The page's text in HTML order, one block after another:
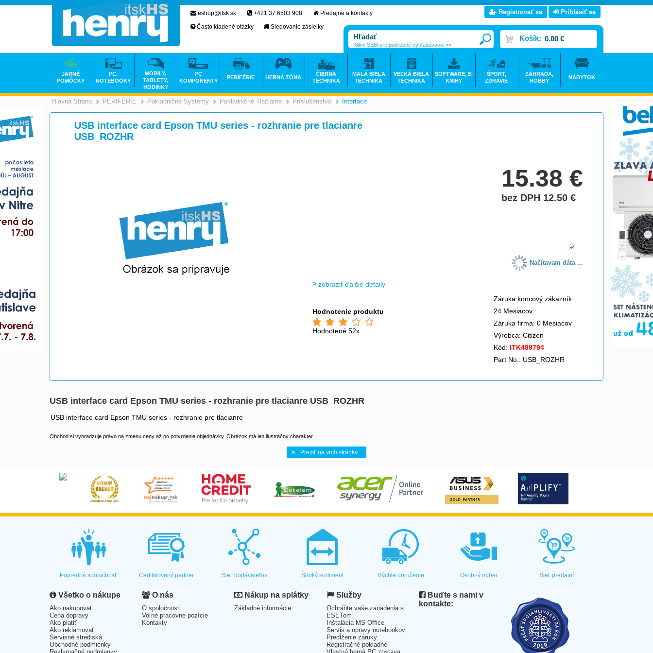
Hlavná Strana >
PERIFÉRIE >
Pokladničné Systémy >
Pokladničné Tlačiarne >
Príslušenstvo >
Interface
USB interface card Epson TMU series - rozhranie pre tlacianre
USB_ROZHR
15.38€
bez DPH 12.50€
Načítavam dáta ...
zobraziť ďalšie detaily
Hodnotenie produktu
Hodnotené 52x
Záruka koncový zákazník:
24 Mesiacov
Záruka firma: 0 Mesiacov
Výrobca: Citizen
Kód: ITK489794
Part No.: USB_ROZHR
USB interface card Epson TMU series - rozhranie pre tlacianre USB_ROZHR
USB interface card Epson TMU series - rozhranie pre tlacianre
Obchod si vyhradzuje právo na zmenu ceny až po potvrdenie objednávky. Obrázok má len ilustračný charakter.
Prejsť na vrch stránky...
eshop@itsk.sk +421 37 6503 908
Predajne a kontakty
Často kladené otázky
Sledovanie zásielky
Registrovať sa Prihlásiť sa
Košík: 0.00 €
Klikni SEM pre podrobné vyhľadávanie >>
JARNÉ
POMÔCKY
PC,
NOTEBOOKY
MOBILY,
TABLETY,
HODINKY
PC
KOMPONENTY
PERIFÉRIE HERNÁ ZÓNA
ČIERNA
TECHNIKA
MALÁ BIELA
TECHNIKA
VEĽKÁ BIELA
TECHNIKA
SOFTWARE, E-
KNIHY
ŠPORT,
ZDRAVIE
ZÁHRADA,
HOBBY
NÁBYTOK
Popredná spoločnosť Certifikovaný partner Sieť dodávateľov Široký sortiment Rýchle doručenie Osobný odber Sieť predajní
Všetko o nákupe
Ako nakupovať
Cena dopravy
Ako platiť
Ako reklamovať
Servisné strediská
Obchodné podmienky
O nás
O spoločnosti
Voľné pracovné pozície
Kontakty
Nákup na splátky
Základné informácie
Služby
Ochráňte vaše zariadenia s
ESETom
Inštalácia MS Office
Servis a opravy notebookov
Predĺženie záruky
Registračné pokladne
Buďte s nami v
kontakte: